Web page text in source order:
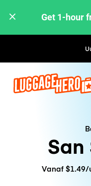
Get 1-hour
Vanaf $1.49/